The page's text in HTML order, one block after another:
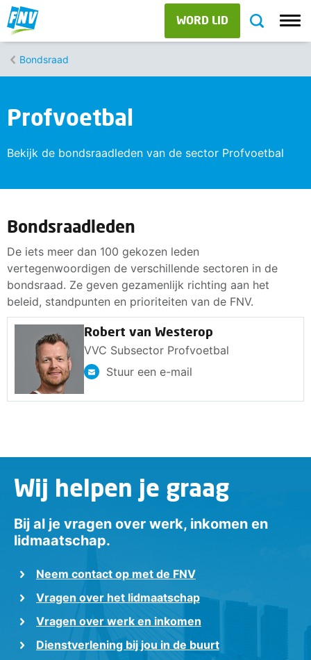
WORD LID
Bondsraad
Profvoetbal
Bekijk de bondsraadleden van de sector Profvoetbal
Bondsraadleden
De iets meer dan 100 gekozen leden
vertegenwoordigen de verschillende sectoren in de
bondsraad. Ze geven gezamenlijk richting aan het
beleid, standpunten en prioriteiten van de FNV.
Robert van Westerop
VVC Subsector Profvoetbal
Stuur een e-mail
Wij helpen je graag
Bij al je vragen over werk, inkomen en
lidmaatschap.
Neem contact op met de FNV
Vragen over het lidmaatschap
Vragen over werk en inkomen
Dienstverlening bij jou in de buurt